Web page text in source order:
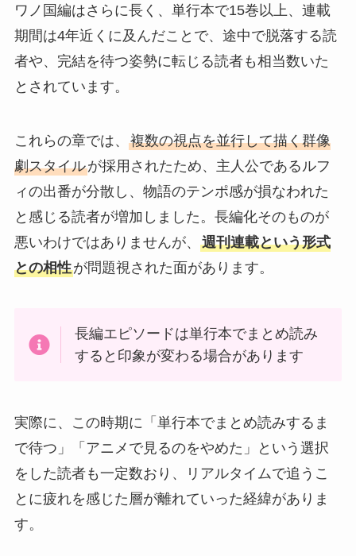
ワノ国編はさらに長く、単行本で15巻以上、連載
期間は4年近くに及んだことで、途中で脱落する読
者や、完結を待つ姿勢に転じる読者も相当数いた
とされています。
これらの章では、 複数の視点を並行して描く群像
劇スタイルが採用されたため、主人公であるルフ
ィの出番が分散し、物語のテンポ感が損なわれた
と感じる読者が増加しました。長編化そのものが
悪いわけではありませんが、 週刊連載という形式
との相性が問題視された面があります。
長編エピソードは単行本でまとめ読み
すると印象が変わる場合があります
実際に、この時期に「単行本でまとめ読みするま
で待つ」「アニメで見るのをやめた」という選択
をした読者も一定数おり、リアルタイムで追うこ
とに疲れを感じた層が離れていった経緯がありま
す。